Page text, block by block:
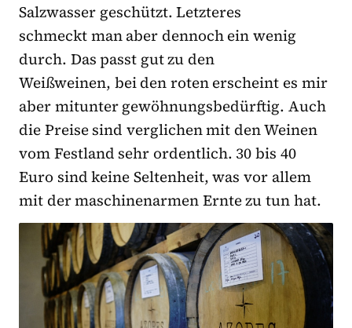
Salzwasser geschützt. Letzteres
schmeckt man aber dennoch ein wenig
durch. Das passt gut zu den
Weißweinen, bei den roten erscheint es mir
aber mitunter gewöhnungsbedürftig. Auch
die Preise sind verglichen mit den Weinen
vom Festland sehr ordentlich. 30 bis 40
Euro sind keine Seltenheit, was vor allem
mit der maschinenarmen Ernte zu tun hat.